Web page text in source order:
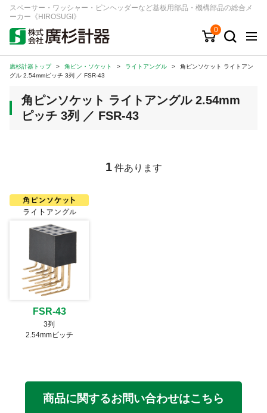
スペーサー・ワッシャー・ピンヘッダーなど基板用部品・機構部品の総合メ
ーカー《HIROSUGI》
0
キーワード 品番/シリーズ
商品カテゴリから探す
ジャンルから探す
注文・見積りについて
ご利用ガイド
お問い合わせ窓口
会社情報
廣杉計器トップ > 角ピン・ソケット > ライトアングル >
角ピンソケット ライトアン
グル 2.54mmピッチ 3列 ／ FSR-43
角ピンソケット ライトアングル 2.54mm
ピッチ 3列 ／ FSR-43
1 件あります
FSR-43
3列
2.54mmピッチ
商品に関するお問い合わせはこちら